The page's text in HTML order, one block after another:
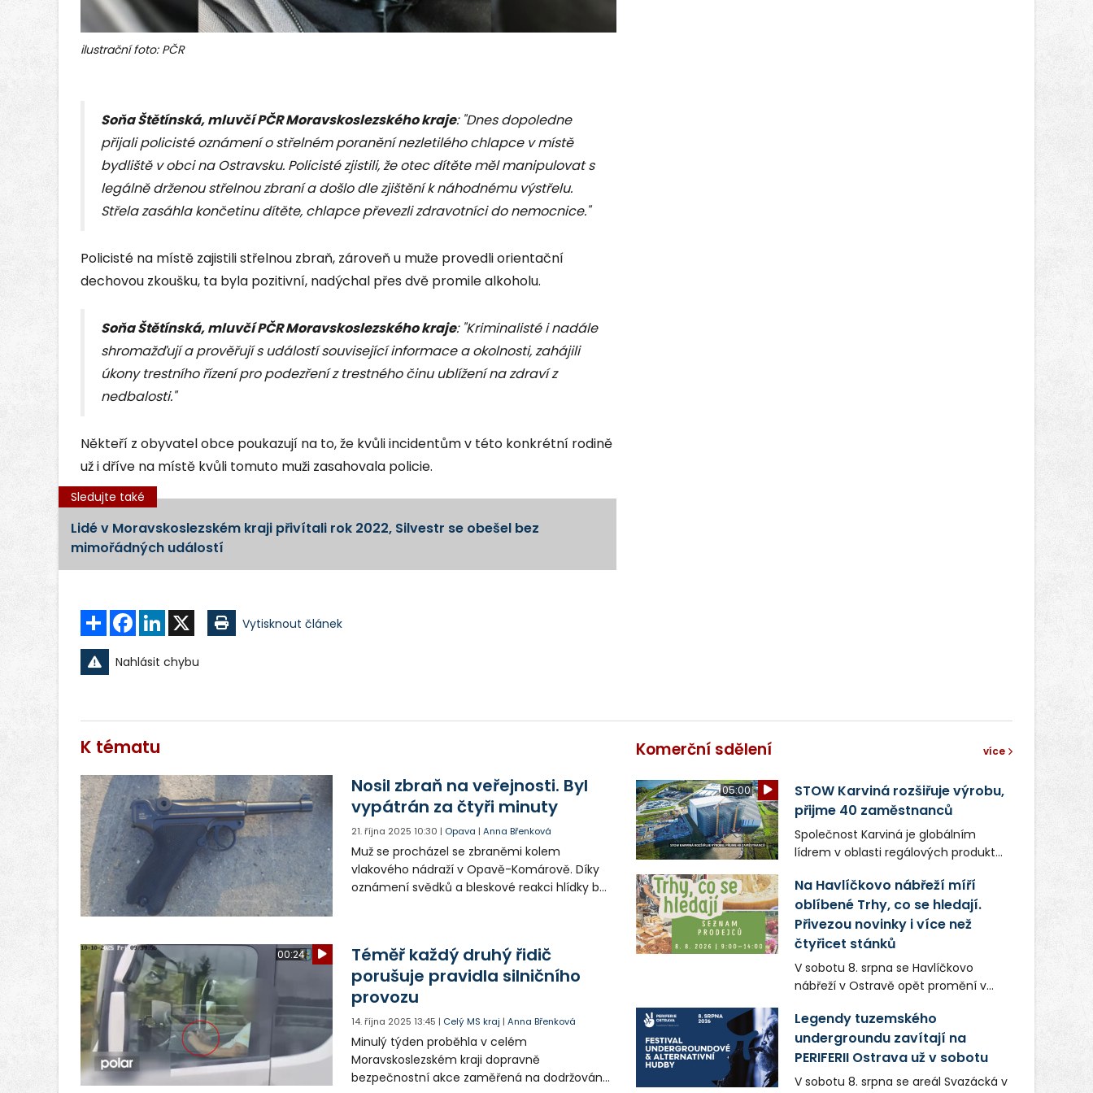
ilustrační foto: PČR
Soňa Štětínská, mluvčí PČR Moravskoslezského kraje: "Dnes dopoledne
přijali policisté oznámení o střelném poranění nezletilého chlapce v místě
bydliště v obci na Ostravsku. Policisté zjistili, že otec dítěte měl manipulovat s
legálně drženou střelnou zbraní a došlo dle zjištění k náhodnému výstřelu.
Střela zasáhla končetinu dítěte, chlapce převezli zdravotníci do nemocnice."
Policisté na místě zajistili střelnou zbraň, zároveň u muže provedli orientační
dechovou zkoušku, ta byla pozitivní, nadýchal přes dvě promile alkoholu.
Soňa Štětínská, mluvčí PČR Moravskoslezského kraje: "Kriminalisté i nadále
shromažďují a prověřují s událostí související informace a okolnosti, zahájili
úkony trestního řízení pro podezření z trestného činu ublížení na zdraví z
nedbalosti."
Někteří z obyvatel obce poukazují na to, že kvůli incidentům v této konkrétní rodině
už i dříve na místě kvůli tomuto muži zasahovala policie.
Sledujte také
Lidé v Moravskoslezském kraji přivítali rok 2022, Silvestr se obešel bez
mimořádných událostí
Sdílet FacebookLinkedIn Vytisknout článek
Nahlásit chybu
K tématu
Nosil zbraň na veřejnosti. Byl
vypátrán za čtyři minuty
21. října 2025 10:30 | Opava |Anna Břenková
Muž se procházel se zbraněmi kolem
vlakového nádraží v Opavě-Komárově. Díky
oznámení svědků a bleskové reakci hlídky byl
00:24
Téměř každý druhý řidič
porušuje pravidla silničního
provozu
14. října 2025 13:45 | Celý MS kraj |Anna Břenková
Minulý týden proběhla v celém
Moravskoslezském kraji dopravně
bezpečnostní akce zaměřená na dodržování
Komerční sdělení více
05:00
STOW Karviná rozšiřuje výrobu,
přijme 40 zaměstnanců
Společnost Karviná je globálním
lídrem v oblasti regálových produktů
zaměstnavatelem na Karvinsku a
firmou s obrovským potenciálem.
Na Havlíčkovo nábřeží míří
oblíbené Trhy, co se hledají.
Přivezou novinky i více než
čtyřicet stánků
V sobotu 8. srpna se Havlíčkovo
nábřeží v Ostravě opět promění v
lokálních výrobků. Trhy, co se hledají
tentokrát nabídnou více než čtyřicet
pečlivě vybraných stánků s kvalitní
gastronomií, farmářskými produkty,
Legendy tuzemského
undergroundu zavítají na
PERIFERII Ostrava už v sobotu
V sobotu 8. srpna se areál Svazácká v